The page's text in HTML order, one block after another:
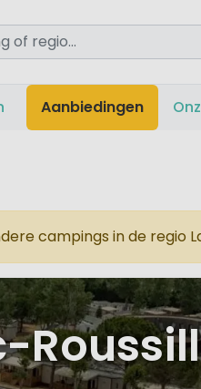
Aanbiedingen
campings in de regio